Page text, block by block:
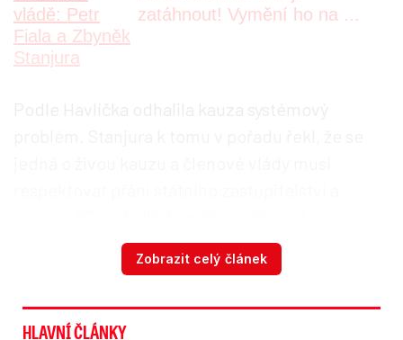
zatáhnout! Vymění ho na ...
státnímu zastupitelství nebo policii?"
Další hlasování o vládě vyvolat nechtějí
Zobrazit celý článek
HLAVNÍ ČLÁNKY